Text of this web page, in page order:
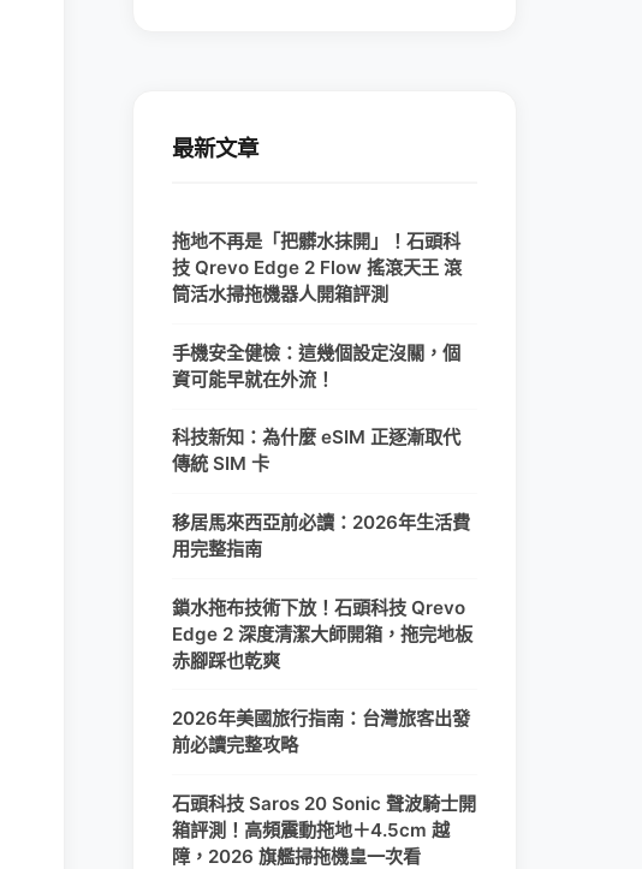
最新文章
拖地不再是「把髒水抹開」！石頭科
技 Qrevo Edge 2 Flow 搖滾天王 滾
筒活水掃拖機器人開箱評測
手機安全健檢：這幾個設定沒關，個
資可能早就在外流！
科技新知：為什麼 eSIM 正逐漸取代
傳統 SIM 卡
移居馬來西亞前必讀：2026年生活費
用完整指南
鎖水拖布技術下放！石頭科技 Qrevo
Edge 2 深度清潔大師開箱，拖完地板
赤腳踩也乾爽
2026年美國旅行指南：台灣旅客出發
前必讀完整攻略
石頭科技 Saros 20 Sonic 聲波騎士開
箱評測！高頻震動拖地＋4.5cm 越
障，2026 旗艦掃拖機皇一次看